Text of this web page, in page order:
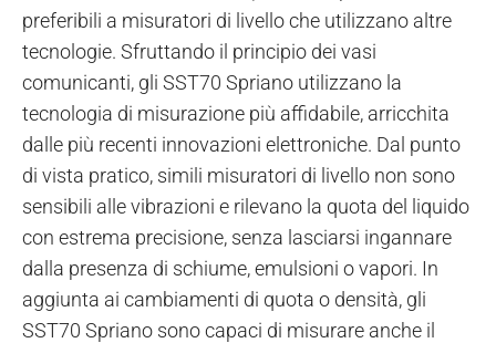
preferibili a misuratori di livello che utilizzano altre
tecnologie. Sfruttando il principio dei vasi
comunicanti, gli SST70 Spriano utilizzano la
tecnologia di misurazione più affidabile, arricchita
dalle più recenti innovazioni elettroniche. Dal punto
di vista pratico, simili misuratori di livello non sono
sensibili alle vibrazioni e rilevano la quota del liquido
con estrema precisione, senza lasciarsi ingannare
dalla presenza di schiume, emulsioni o vapori. In
aggiunta ai cambiamenti di quota o densità, gli
SST70 Spriano sono capaci di misurare anche il